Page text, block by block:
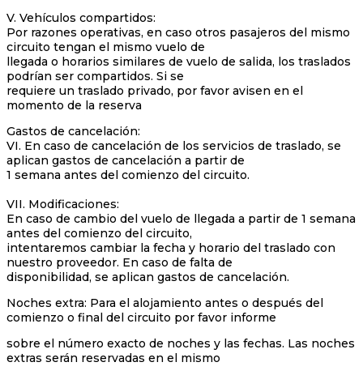
V. Vehículos compartidos:
Por razones operativas, en caso otros pasajeros del mismo
circuito tengan el mismo vuelo de
llegada o horarios similares de vuelo de salida, los traslados
podrían ser compartidos. Si se
requiere un traslado privado, por favor avisen en el
momento de la reserva
Gastos de cancelación:
VI. En caso de cancelación de los servicios de traslado, se
aplican gastos de cancelación a partir de
1 semana antes del comienzo del circuito.
VII. Modificaciones:
En caso de cambio del vuelo de llegada a partir de 1 semana
antes del comienzo del circuito,
intentaremos cambiar la fecha y horario del traslado con
nuestro proveedor. En caso de falta de
disponibilidad, se aplican gastos de cancelación.
Noches extra: Para el alojamiento antes o después del
comienzo o final del circuito por favor informe
sobre el número exacto de noches y las fechas. Las noches
extras serán reservadas en el mismo